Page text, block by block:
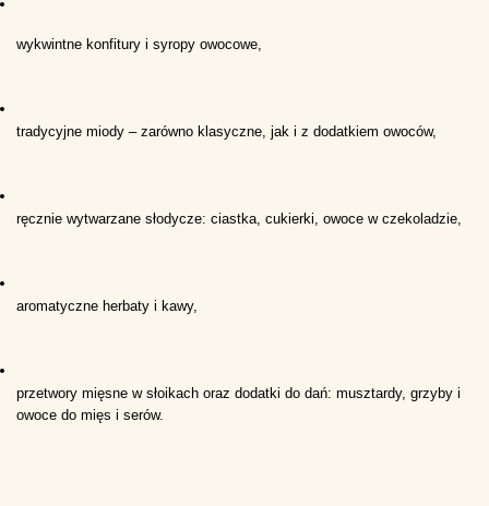
wykwintne konfitury i syropy owocowe,
tradycyjne miody – zarówno klasyczne, jak i z dodatkiem owoców,
ręcznie wytwarzane słodycze: ciastka, cukierki, owoce w czekoladzie,
aromatyczne herbaty i kawy,
przetwory mięsne w słoikach oraz dodatki do dań: musztardy, grzyby i
owoce do mięs i serów.